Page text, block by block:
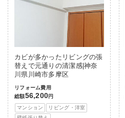
カビが多かったリビングの張
替えで元通りの清潔感|神奈
川県川崎市多摩区
リフォーム費用
総額56,200円
マンション
リビング・洋室